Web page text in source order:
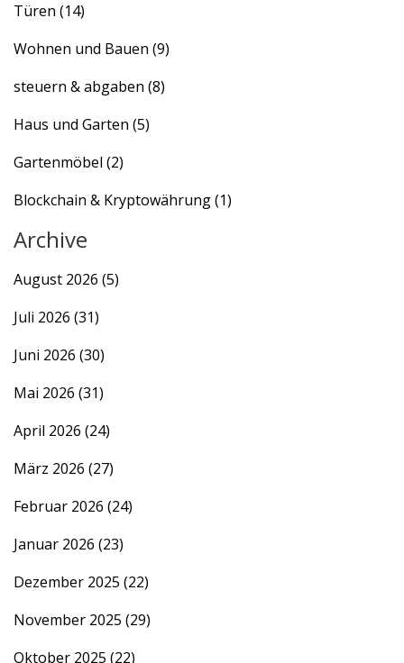
Türen (14)
Wohnen und Bauen (9)
steuern & abgaben (8)
Haus und Garten (5)
Gartenmöbel (2)
Blockchain & Kryptowährung(1)
Archive
August 2026 (5)
Juli 2026 (31)
Juni 2026 (30)
Mai 2026 (31)
April 2026 (24)
März 2026 (27)
Februar 2026 (24)
Januar 2026 (23)
Dezember 2025 (22)
November 2025 (29)
Oktober 2025 (22)